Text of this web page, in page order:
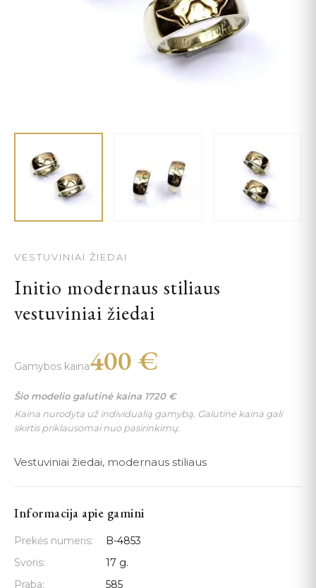
VESTUVINIAI ŽIEDAI
Initio modernaus stiliaus
vestuviniai žiedai
Gamybos kaina400 €
Šio modelio galutinė kaina 1720 €
Kaina nurodyta už individualią gamybą. Galutinė kaina gali
skirtis priklausomai nuo pasirinkimų.
Vestuviniai žiedai, modernaus stiliaus
Informacija apie gamini
Prekės numeris:
B-4853
Svoris:
17 g.
Praba:
585